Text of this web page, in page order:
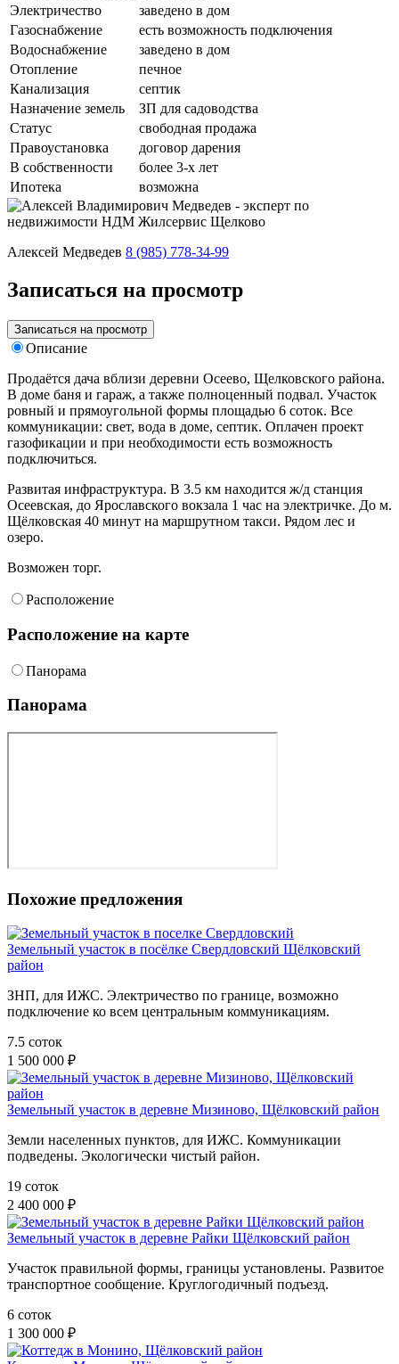
Электричество
заведено в дом
Газоснабжение
есть возможность подключения
Водоснабжение
заведено в дом
Отопление
печное
Канализация
септик
Назначение земель
ЗП для садоводства
Статус
свободная продажа
Правоустановка
договор дарения
В собственности
более 3-х лет
Ипотека
возможна
Алексей Медведев 8 (985) 778-34-99
Записаться на просмотр
Записаться на просмотр
Описание
Продаётся дача вблизи деревни Осеево, Щелковского района.
В доме баня и гараж, а также полноценный подвал. Участок
ровный и прямоугольной формы площадью 6 соток. Все
коммуникации: свет, вода в доме, септик. Оплачен проект
газофикации и при необходимости есть возможность
подключиться.
Развитая инфраструктура. В 3.5 км находится ж/д станция
Осеевская, до Ярославского вокзала 1 час на электричке. До м.
Щёлковская 40 минут на маршрутном такси. Рядом лес и
озеро.
Возможен торг.
Расположение
Расположение на карте
Панорама
Панорама
Похожие предложения
Земельный участок в посёлке Свердловский Щёлковский
район
ЗНП, для ИЖС. Электричество по границе, возможно
подключение ко всем центральным коммуникациям.
7.5 соток
1 500 000 ₽
Земельный участок в деревне Мизиново, Щёлковский район
Земли населенных пунктов, для ИЖС. Коммуникации
подведены. Экологически чистый район.
19 соток
2 400 000 ₽
Земельный участок в деревне Райки Щёлковский район
Участок правильной формы, границы установлены. Развитое
транспортное сообщение. Круглогодичный подъезд.
6 соток
1 300 000 ₽